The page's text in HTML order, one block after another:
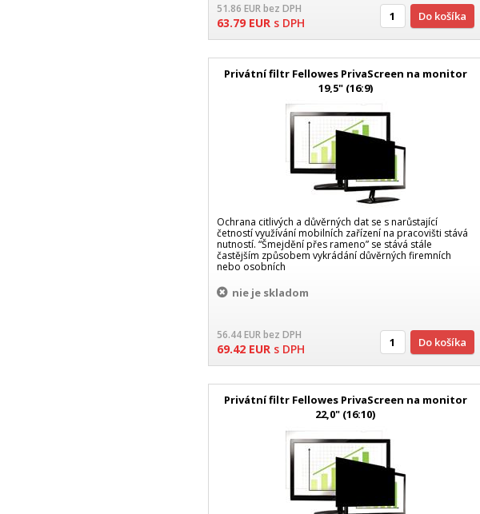
51.86 EURbez DPH
63.79 EUR s DPH Do košíka
Privátní filtr Fellowes PrivaScreen na monitor
19,5" (16:9)
Ochrana citlivých a důvěrných dat se s narůstající
četností využívání mobilních zařízení na pracovišti stává
nutností. “Šmejdění přes rameno” se stává stále
častějším způsobem vykrádání důvěrných firemních
nebo osobních
nie je skladom
56.44EURbez DPH
69.42 EUR s DPH Do košíka
Privátní filtr Fellowes PrivaScreen na monitor
22,0" (16:10)